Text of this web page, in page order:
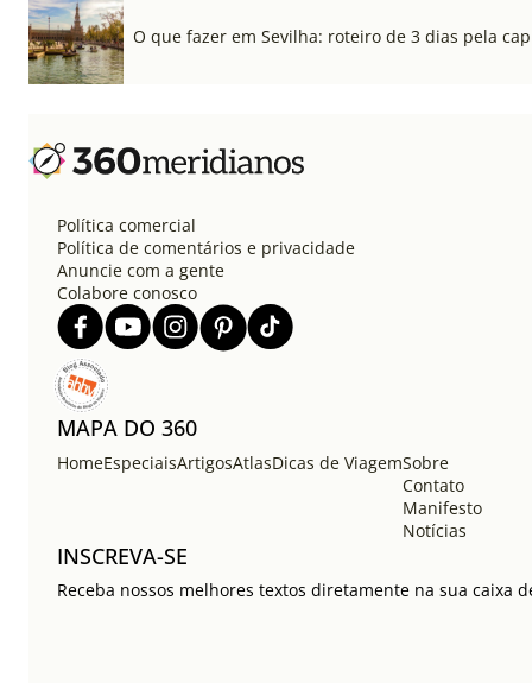
O que fazer em Sevilha: roteiro de 3 dias pela
Política comercial
Política de comentários e privacidade
Anuncie com a gente
Colabore conosco
MAPA DO 360
HomeEspeciaisArtigosAtlasDicas de ViagemSobre
Contato
Manifesto
Notícias
INSCREVA-SE
Receba nossos melhores textos diretamente na sua caixa